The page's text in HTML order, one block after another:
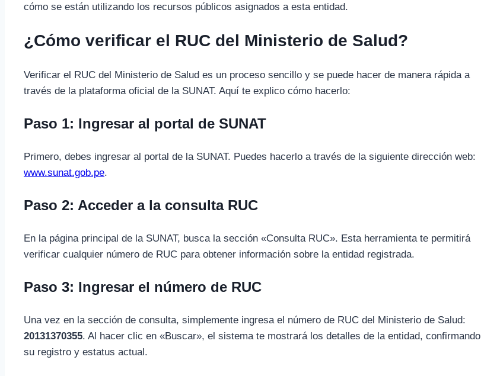
cómo se están utilizando los recursos públicos asignados a esta entidad.
¿Cómo verificar el RUC del Ministerio de Salud?
Verificar el RUC del Ministerio de Salud es un proceso sencillo y se puede hacer de manera rápida a
través de la plataforma oficial de la SUNAT. Aquí te explico cómo hacerlo:
Paso 1: Ingresar al portal de SUNAT
Primero, debes ingresar al portal de la SUNAT. Puedes hacerlo a través de la siguiente dirección web:
www.sunat.gob.pe.
Paso 2: Acceder a la consulta RUC
En la página principal de la SUNAT, busca la sección «Consulta RUC». Esta herramienta te permitirá
verificar cualquier número de RUC para obtener información sobre la entidad registrada.
Paso 3: Ingresar el número de RUC
Una vez en la sección de consulta, simplemente ingresa el número de RUC del Ministerio de Salud:
20131370355. Al hacer clic en «Buscar», el sistema te mostrará los detalles de la entidad, confirmando
su registro y estatus actual.